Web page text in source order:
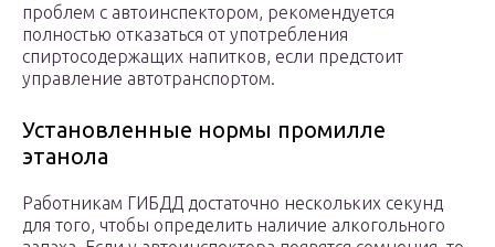
проблем с автоинспектором, рекомендуется
полностью отказаться от употребления
спиртосодержащих напитков, если предстоит
управление автотранспортом.
Установленные нормы промилле
этанола
Работникам ГИБДД достаточно нескольких секунд
для того, чтобы определить наличие алкогольного